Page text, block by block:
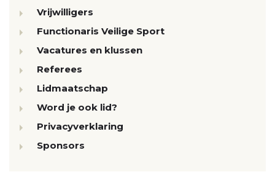
Vrijwilligers
Functionaris Veilige Sport
Vacatures en klussen
Referees
Lidmaatschap
Word je ook lid?
Privacyverklaring
Sponsors